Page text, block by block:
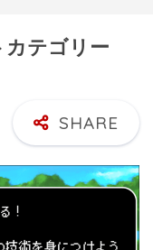
カテゴリー